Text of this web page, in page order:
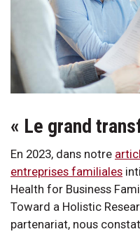
« Le grand
En 2023, dans notre
entreprises familiales
Health for Business
Toward a Holistic
partenariat, nous